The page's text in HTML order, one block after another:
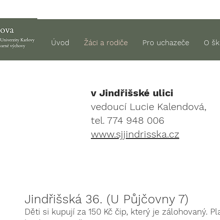
Úvod Žáci a rodiče Pro uchazeče O
v Jindřišské ulici
vedoucí Lucie Kalendová,
tel. 774 948 006
www.sjjindrisska.cz
Jindřišská 36. (U Půjčovny 7)
Děti si kupují za 150 Kč čip, který je zálohovaný.